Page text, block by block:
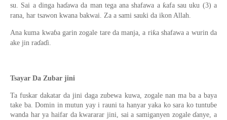
su. Sai a dinga haɗawa da man tega ana shafawa a ƙafa sau uku (3) a
rana, har tsawon kwana bakwai. Za a sami sauki da ikon Allah.
Ana kuma kwaɓa garin zogale tare da manja, a riƙa shafawa a wurin da
ake jin raɗaɗi.
Tsayar Da Zubar jini
Ta fuskar dakatar da jini daga zubewa kuwa, zogale nan ma ba a baya
take ba. Domin in mutun yay i rauni ta hanyar yaka ko sara ko tuntuɓe
wanda har ya haifar da kwararar jini, sai a samiganyen zogale ɗanye, a